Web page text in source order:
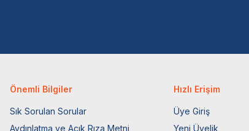
Önemli Bilgiler
Sık Sorulan Sorular
Aydınlatma ve Açık Rıza Metni
Hızlı Erişim
Üye Giriş
Yeni Üyelik